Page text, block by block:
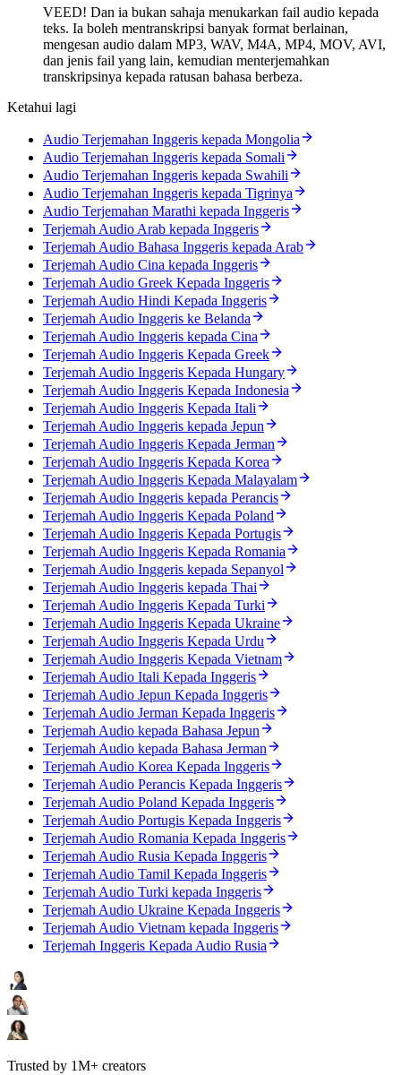
VEED! Dan ia bukan sahaja menukarkan fail audio kepada
teks. Ia boleh mentranskripsi banyak format berlainan,
mengesan audio dalam MP3, WAV, M4A, MP4, MOV, AVI,
dan jenis fail yang lain, kemudian menterjemahkan
transkripsinya kepada ratusan bahasa berbeza.
Ketahui lagi
Audio Terjemahan Inggeris kepada Mongolia
Audio Terjemahan Inggeris kepada Somali
Audio Terjemahan Inggeris kepada Swahili
Audio Terjemahan Inggeris kepada Tigrinya
Audio Terjemahan Marathi kepada Inggeris
Terjemah Audio Arab kepada Inggeris
Terjemah Audio Bahasa Inggeris kepada Arab
Terjemah Audio Cina kepada Inggeris
Terjemah Audio Greek Kepada Inggeris
Terjemah Audio Hindi Kepada Inggeris
Terjemah Audio Inggeris ke Belanda
Terjemah Audio Inggeris kepada Cina
Terjemah Audio Inggeris Kepada Greek
Terjemah Audio Inggeris Kepada Hungary
Terjemah Audio Inggeris Kepada Indonesia
Terjemah Audio Inggeris Kepada Itali
Terjemah Audio Inggeris kepada Jepun
Terjemah Audio Inggeris Kepada Jerman
Terjemah Audio Inggeris Kepada Korea
Terjemah Audio Inggeris Kepada Malayalam
Terjemah Audio Inggeris kepada Perancis
Terjemah Audio Inggeris Kepada Poland
Terjemah Audio Inggeris Kepada Portugis
Terjemah Audio Inggeris Kepada Romania
Terjemah Audio Inggeris kepada Sepanyol
Terjemah Audio Inggeris kepada Thai
Terjemah Audio Inggeris Kepada Turki
Terjemah Audio Inggeris Kepada Ukraine
Terjemah Audio Inggeris Kepada Urdu
Terjemah Audio Inggeris Kepada Vietnam
Terjemah Audio Itali Kepada Inggeris
Terjemah Audio Jepun Kepada Inggeris
Terjemah Audio Jerman Kepada Inggeris
Terjemah Audio kepada Bahasa Jepun
Terjemah Audio kepada Bahasa Jerman
Terjemah Audio Korea Kepada Inggeris
Terjemah Audio Perancis Kepada Inggeris
Terjemah Audio Poland Kepada Inggeris
Terjemah Audio Portugis Kepada Inggeris
Terjemah Audio Romania Kepada Inggeris
Terjemah Audio Rusia Kepada Inggeris
Terjemah Audio Tamil Kepada Inggeris
Terjemah Audio Turki kepada Inggeris
Terjemah Audio Ukraine Kepada Inggeris
Terjemah Audio Vietnam kepada Inggeris
Terjemah Inggeris Kepada Audio Rusia
Trusted by 1M+ creators